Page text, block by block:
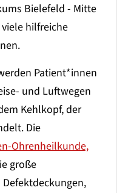
Bielefeld - Mitte
hilfreiche
Patient*innen
und Luftwegen
Kehlkopf, der
Die
Ohrenheilkunde,
große